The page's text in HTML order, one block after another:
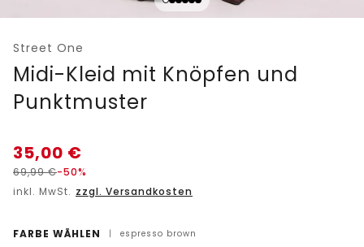
Street One
Midi-Kleid mit Knöpfen und
Punktmuster
35,00 €
69,99€-50%
inkl. MwSt. zzgl. Versandkosten
FARBE WÄHLEN | espresso brown